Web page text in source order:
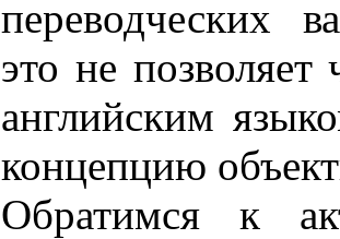
переводческих
это не
английским
концепцию
Обратимся к